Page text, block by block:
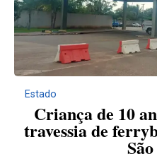
Estado
Criança de 10
travessia de